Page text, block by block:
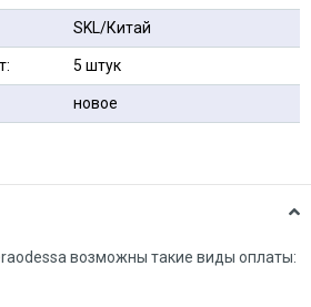
SKL/Китай
5 штук
новое
возможны такие виды оплаты: